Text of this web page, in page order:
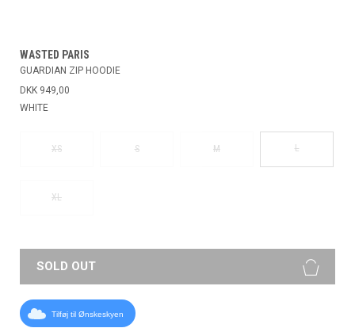
WASTED PARIS
GUARDIAN ZIP HOODIE
DKK 949,00
WHITE
XS S M L
XL
SOLD OUT
Tilføj til Ønskeskyen